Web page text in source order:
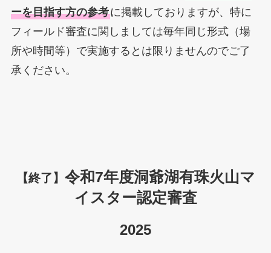
ーを目指す方の参考に掲載しておりますが、特に
フィールド審査に関しましては毎年同じ形式（場
所や時間等）で実施するとは限りませんのでご了
承ください。
【終了】 令和7年度洞爺湖有珠火山マ
イスター認定審査
2025